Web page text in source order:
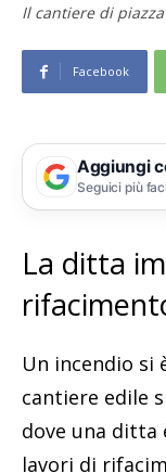
Il cantiere di
Facebook
Aggiungi
Seguici più
La ditta
Un incendio si
cantiere edile
dove una ditta
lavori di